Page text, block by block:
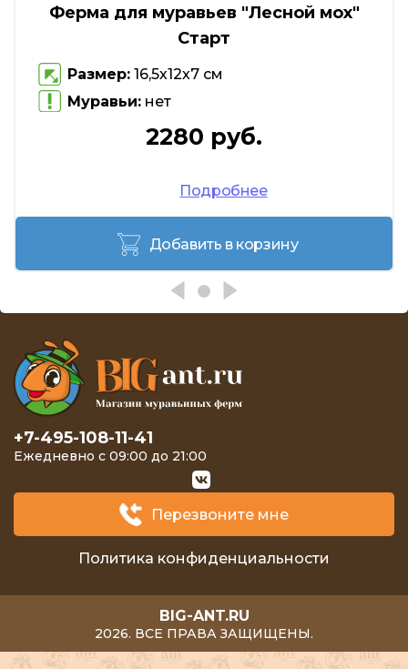
Ферма для муравьев "Лесной мох"
Старт
Размер: 16,5х12х7 см
Муравьи: нет
2280 руб.
Подробнее
Добавить в корзину
+7-495-108-11-41
Ежедневно с 09:00 до 21:00
Перезвоните мне
Политика конфиденциальности
BIG-ANT.RU
2026. ВСЕ ПРАВА ЗАЩИЩЕНЫ.